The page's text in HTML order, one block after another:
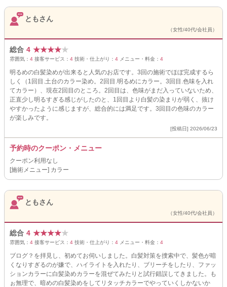
ともさん
（女性/40代/会社員）
総合 4 ★★★★★
雰囲気： 4 接客サービス： 4 技術・仕上がり： 4 メニュー・料金： 4
明るめの白髪染めが出来ると人気のお店です。3回の施術でほぼ完成するら
しく（1回目.土台のカラー染め。2回目.明るめにカラー。3回目.色味を入れ
てカラー）、現在2回目のところ。2回目は、色味がまだ入っていないため、
正直少し明るすぎる感じがしたのと、1回目より白髪の染まりが弱く、抜け
やすかったように感じますが、総合的には満足です。3回目の色味のカラー
が楽しみです。
[投稿日] 2026/06/23
予約時のクーポン・メニュー
クーポン利用なし
[施術メニュー] カラー
ともさん
（女性/40代/会社員）
総合 4 ★★★★★
雰囲気： 4 接客サービス： 4 技術・仕上がり： 4 メニュー・料金： 4
ブログ？を拝見し、初めてお伺いしました。白髪対策を捜索中で、髪色が暗
くなりすぎるのが嫌で、ハイライトを入れたり、ブリーチをしたり、ファッ
ションカラーに白髪染めカラーを混ぜてみたりと試行錯誤してきました。も
ぉ無理で、暗めの白髪染めをしてリタッチカラーでやっていくしかないか